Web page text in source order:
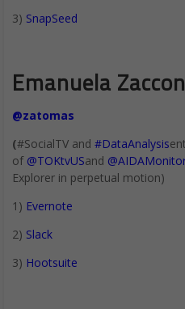
3) SnapSeed
Emanuela
@zatomas
(#SocialTV and #DataAnalysis
of @TOKtvUSand
Explorer in perpetual motion)
1) Evernote
2) Slack
3) Hootsuite